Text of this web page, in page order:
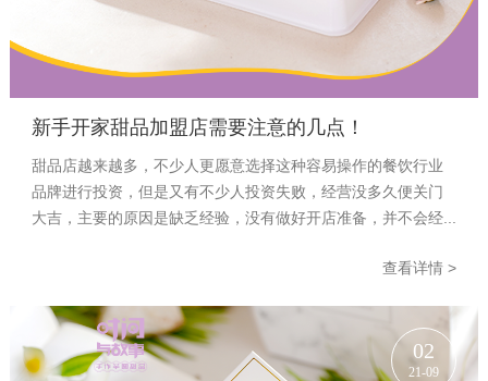
新手开家甜品加盟店需要注意的几点！
甜品店越来越多，不少人更愿意选择这种容易操作的餐饮行业
品牌进行投资，但是又有不少人投资失败，经营没多久便关门
大吉，主要的原因是缺乏经验，没有做好开店准备，并不会经...
查看详情 >
02
21-09